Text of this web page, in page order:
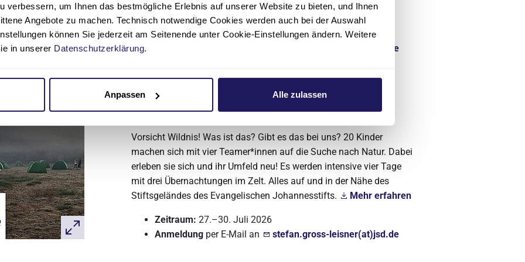
verbessern, um Ihnen das bestmögliche Erlebnis auf unserer Website zu bieten, und Ihnen
Angebote zu machen. Technisch notwendige Cookies werden auch bei der Auswahl
können Sie jederzeit am Seitenende unter Cookie-Einstellungen ändern. Weitere
in unserer Datenschutzerklärung.
Anpassen Alle zulassen
Bildung, Gemeinschaft und Sonne satt.
Mehr erfahren
Zeitraum: 13. Juli–17. Juli 2026
stefan.gross-leisner(at)jsd.de
Kinderwildnisuni
Vorsicht Wildnis! Was ist das? Gibt es das bei uns? 20 Kinder
machen sich mit vier Teamer*innen auf die Suche nach Natur. Dabei
erleben sie sich und ihr Umfeld neu! Es werden intensive vier Tage
mit drei Übernachtungen im Zelt. Alles auf und in der Nähe des
Stiftsgeländes des Evangelischen Johannesstifts.
Mehr erfahren
Zeitraum: 27.–30. Juli 2026
Anmeldung per E-Mail an stefan.gross-leisner(at)jsd.de